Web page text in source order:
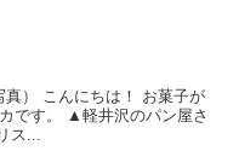
） こんにちは！ お菓子が
です。 ▲軽井沢のパン屋さ
ス...